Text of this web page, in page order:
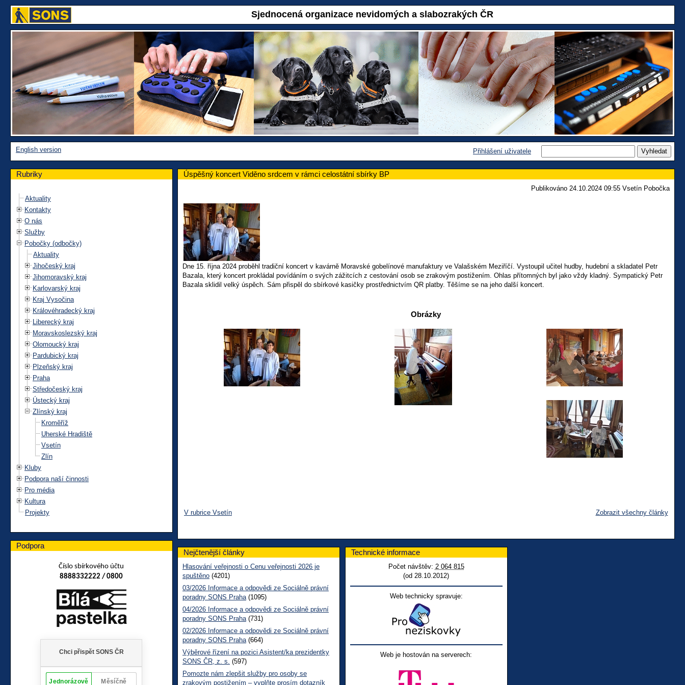
Sjednocená organizace nevidomých a slabozrakých ČR
English version Přihlášení uživatele
Rubriky
Aktuality
Kontakty
O nás
Služby
Pobočky (odbočky)
Aktuality
Jihočeský kraj
Jihomoravský kraj
Karlovarský kraj
Kraj Vysočina
Královéhradecký kraj
Liberecký kraj
Moravskoslezský kraj
Olomoucký kraj
Pardubický kraj
Plzeňský kraj
Praha
Středočeský kraj
Ústecký kraj
Zlínský kraj
Kroměříž
Uherské Hradiště
Vsetín
Zlín
Kluby
Podpora naší činnosti
Pro média
Kultura
Projekty
Úspěšný koncert Viděno srdcem v rámci celostátní sbírky BP
Publikováno 24.10.2024 09:55 Vsetín Pobočka
Dne 15. října 2024 proběhl tradiční koncert v kavárně Moravské gobelínové manufaktury ve Valašském Meziříčí. Vystoupil učitel hudby, hudební a skladatel Petr
Bazala, který koncert prokládal povídáním o svých zážitcích z cestování osob se zrakovým postižením. Ohlas přítomných byl jako vždy kladný. Sympatický Petr
Bazala sklidil velký úspěch. Sám přispěl do sbírkové kasičky prostřednictvím QR platby. Těšíme se na jeho další koncert.
Obrázky
V rubrice Vsetín Zobrazit všechny články
Podpora
Číslo sbírkového účtu
8888332222 / 0800
Nejčtenější články
Hlasování veřejnosti o Cenu veřejnosti 2026 je
spuštěno (4201)
03/2026 Informace a odpovědi ze Sociálně právní
poradny SONS Praha (1095)
04/2026 Informace a odpovědi ze Sociálně právní
poradny SONS Praha (731)
02/2026 Informace a odpovědi ze Sociálně právní
poradny SONS Praha (664)
Výběrové řízení na pozici Asistent/ka prezidentky
SONS ČR, z. s. (597)
Pomozte nám zlepšit služby pro osoby se
zrakovým postižením – vyplňte prosím dotazník
Technické informace
Počet návštěv: 2 064 815
(od 28.10.2012)
Web technicky spravuje:
Web je hostován na serverech: